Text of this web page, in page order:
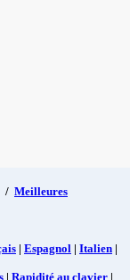
/ Meilleures
| Espagnol | Italien |
| Rapidité au clavier |